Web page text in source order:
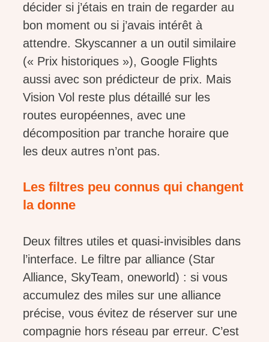
décider si j’étais en train de regarder au
bon moment ou si j’avais intérêt à
attendre. Skyscanner a un outil similaire
(« Prix historiques »), Google Flights
aussi avec son prédicteur de prix. Mais
Vision Vol reste plus détaillé sur les
routes européennes, avec une
décomposition par tranche horaire que
les deux autres n’ont pas.
Les filtres peu connus qui changent
la donne
Deux filtres utiles et quasi-invisibles dans
l’interface. Le filtre par alliance (Star
Alliance, SkyTeam, oneworld) : si vous
accumulez des miles sur une alliance
précise, vous évitez de réserver sur une
compagnie hors réseau par erreur. C’est